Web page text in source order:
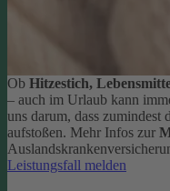
Ob Hitzestich,
– auch im Urlaub kann
uns darum, dass
aufstoßen. Mehr Infos zur
Leistungsfall melden